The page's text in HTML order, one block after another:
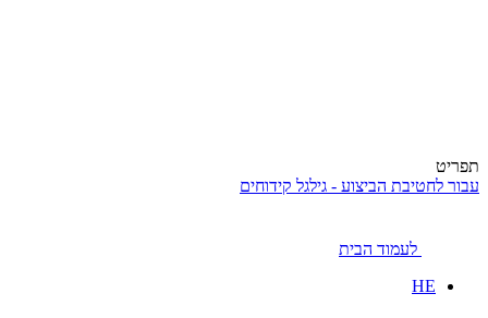
תפריט
עבור לחטיבת הביצוע - גילגל קידוחים
לעמוד הבית
HE